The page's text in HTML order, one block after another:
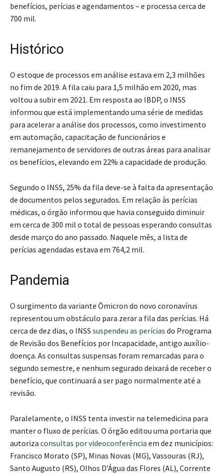
benefícios, perícias e agendamentos – e processa cerca de
700 mil.
Histórico
O estoque de processos em análise estava em 2,3 milhões
no fim de 2019. A fila caiu para 1,5 milhão em 2020, mas
voltou a subir em 2021. Em resposta ao IBDP, o INSS
informou que está implementando uma série de medidas
para acelerar a análise dos processos, como investimento
em automação, capacitação de funcionários e
remanejamento de servidores de outras áreas para analisar
os benefícios, elevando em 22% a capacidade de produção.
Segundo o INSS, 25% da fila deve-se à falta da apresentação
de documentos pelos segurados. Em relação às perícias
médicas, o órgão informou que havia conseguido diminuir
em cerca de 300 mil o total de pessoas esperando consultas
desde março do ano passado. Naquele mês, a lista de
perícias agendadas estava em 764,2 mil.
Pandemia
O surgimento da variante Ômicron do novo coronavírus
representou um obstáculo para zerar a fila das perícias. Há
cerca de dez dias, o INSS suspendeu as perícias do Programa
de Revisão dos Benefícios por Incapacidade, antigo auxílio-
doença. As consultas suspensas foram remarcadas para o
segundo semestre, e nenhum segurado deixará de receber o
benefício, que continuará a ser pago normalmente até a
revisão.
Paralelamente, o INSS tenta investir na telemedicina para
manter o fluxo de perícias. O órgão editou uma portaria que
autoriza consultas por videoconferência em dez municípios:
Francisco Morato (SP), Minas Novas (MG), Vassouras (RJ),
Santo Augusto (RS), Olhos D’Água das Flores (AL), Corrente